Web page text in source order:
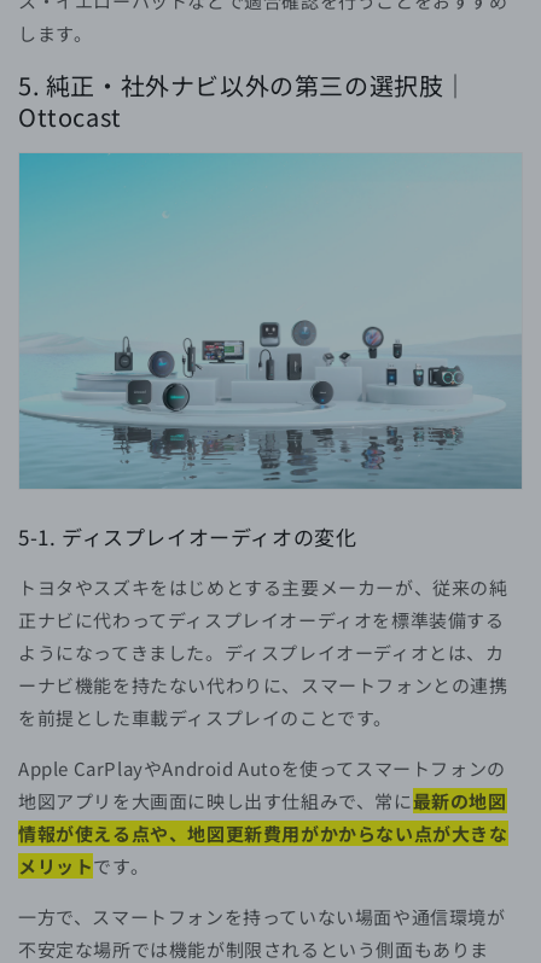
します。
5. 純正・社外ナビ以外の第三の選択肢｜
Ottocast
5-1. ディスプレイオーディオの変化
トヨタやスズキをはじめとする主要メーカーが、従来の純
正ナビに代わってディスプレイオーディオを標準装備する
ようになってきました。ディスプレイオーディオとは、カ
ーナビ機能を持たない代わりに、スマートフォンとの連携
を前提とした車載ディスプレイのことです。
Apple CarPlayやAndroid Autoを使ってスマートフォンの
地図アプリを大画面に映し出す仕組みで、常に最新の地図
情報が使える点や、地図更新費用がかからない点が大きな
メリットです。
一方で、スマートフォンを持っていない場面や通信環境が
不安定な場所では機能が制限されるという側面もありま